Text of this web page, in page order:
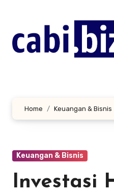
konten
Home Keuangan & Bisnis
Keuangan & Bisnis
Investasi